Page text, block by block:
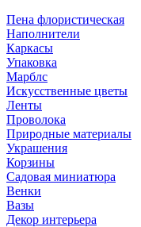
Пена флористическая
Наполнители
Каркасы
Упаковка
Марблс
Искусственные цветы
Ленты
Проволока
Природные материалы
Украшения
Корзины
Садовая миниатюра
Венки
Вазы
Декор интерьера